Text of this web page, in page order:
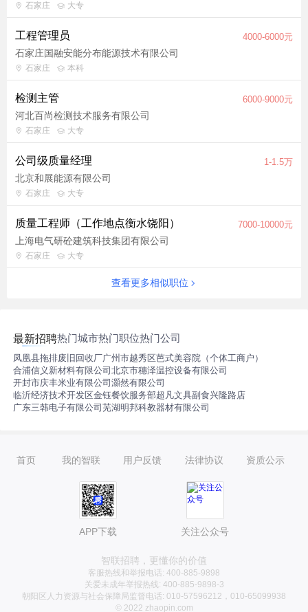
石家庄 大专
工程管理员 4000-6000元
石家庄国融安能分布能源技术有限公司
石家庄 本科
检测主管 6000-9000元
河北百尚检测技术服务有限公司
石家庄 大专
公司级质量经理 1-1.5万
北京和展能源有限公司
石家庄 大专
质量工程师（工作地点衡水饶阳） 7000-10000元
上海电气研砼建筑科技集团有限公司
石家庄 大专
查看更多相似职位
最新招聘热门城市热门职位热门公司
凤凰县拖排废旧回收厂广州市越秀区芭式美容院（个体工商户）
合浦信义新材料有限公司北京市穗泽温控设备有限公司
开封市庆丰米业有限公司灝然有限公司
临沂经济技术开发区金钰餐饮服务部超凡文具副食兴隆路店
广东三韩电子有限公司芜湖明邦科教器材有限公司
首页 我的智联 用户反馈 法律协议 资质公示
APP下载 关注公众号
智联招聘，更懂你的价值
客服热线和举报电话: 400-885-9898
关爱未成年举报热线: 400-885-9898-3
朝阳区人力资源与社会保障局监督电话: 010-57596212，010-65099938
© 2022 zhaopin.com